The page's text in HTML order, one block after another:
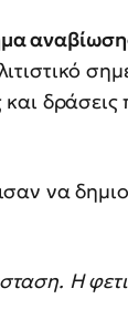
και
να
Η